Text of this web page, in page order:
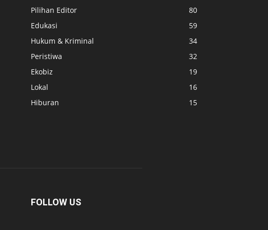
Pilihan Editor
80
Edukasi
59
Hukum & Kriminal
34
Peristiwa
32
Ekobiz
19
Lokal
16
Hiburan
15
FOLLOW US